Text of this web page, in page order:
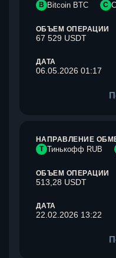
B Bitcoin BTC С
ОБЪЕМ ОПЕРАЦИИ
67 529 USDT
ДАТА
06.05.2026 01:17
НАПРАВЛЕНИЕ
Т Тинькофф RUB
ОБЪЕМ ОПЕРАЦИИ
513,28 USDT
ДАТА
22.02.2026 13:22